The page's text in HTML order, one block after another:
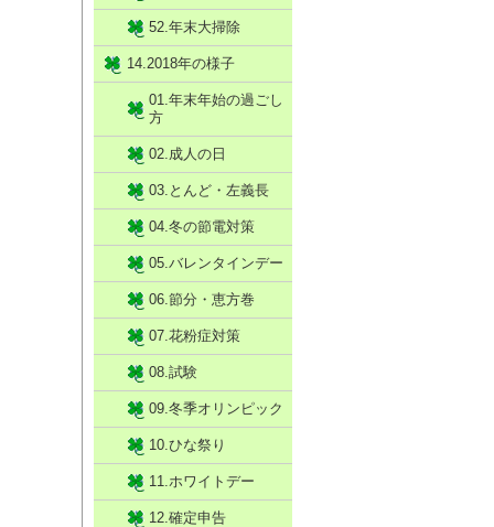
52.年末大掃除
14.2018年の様子
01.年末年始の過ごし
方
02.成人の日
03.とんど・左義長
04.冬の節電対策
05.バレンタインデー
06.節分・恵方巻
07.花粉症対策
08.試験
09.冬季オリンピック
10.ひな祭り
11.ホワイトデー
12.確定申告